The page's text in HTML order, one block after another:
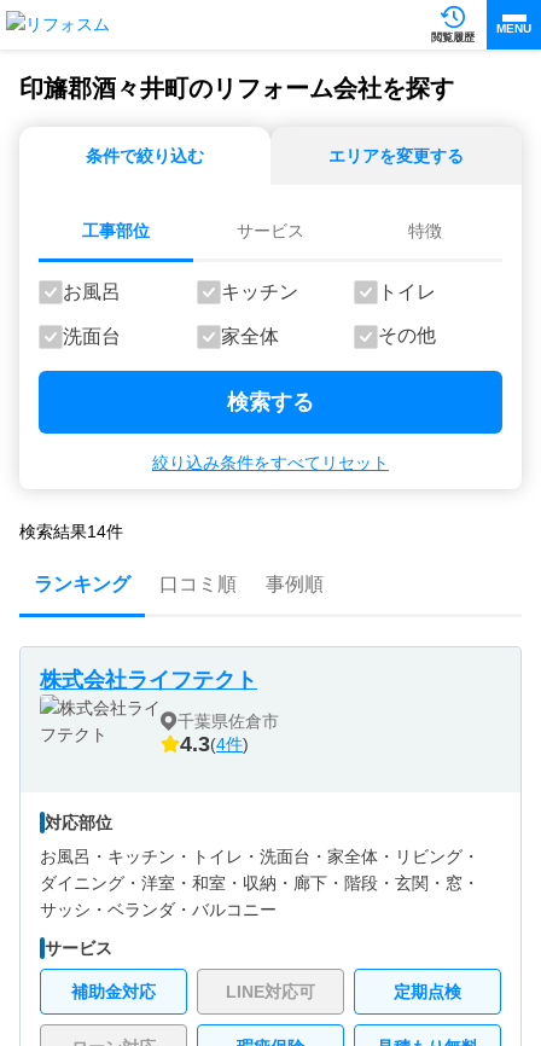
閲覧履歴
MENU
印旛郡酒々井町のリフォーム会社を探す
条件で絞り込む エリアを変更する
工事部位 サービス 特徴
お風呂 キッチン トイレ
洗面台 家全体 その他
検索する
絞り込み条件をすべてリセット
検索結果14件
ランキング 口コミ順 事例順
株式会社ライフテクト
千葉県佐倉市
4.3(4件)
対応部位
お風呂・ キッチン・ トイレ・ 洗面台・ 家全体・ リビング・
ダイニング・ 洋室・ 和室・ 収納・ 廊下・ 階段・ 玄関・ 窓・
サッシ・ ベランダ・バルコニー
サービス
補助金対応 LINE対応可 定期点検